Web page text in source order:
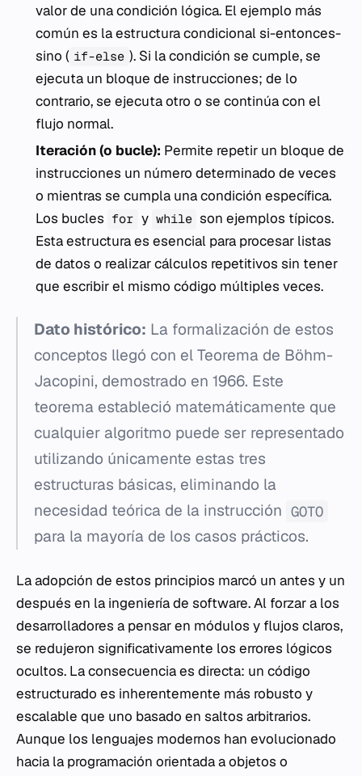
valor de una condición lógica. El ejemplo más
común es la estructura condicionalsi-entonces-
sino ( if-else ). Si la condición se cumple, se
ejecuta un bloque de instrucciones; de lo
contrario, se ejecuta otro o se continúa con el
flujo normal.
Iteración (o bucle): Permite repetir un bloque de
instrucciones un número determinado de veces
o mientras se cumpla una condición específica.
Los bucles for y while son ejemplos típicos.
Esta estructura es esencial para procesar listas
de datos o realizar cálculos repetitivos sin tener
que escribir el mismo código múltiples veces.
Dato histórico: La formalización de estos
conceptos llegó con el Teorema de Böhm-
Jacopini, demostrado en 1966. Este
teorema estableció matemáticamente que
cualquier algoritmo puede ser representado
utilizando únicamente estas tres
estructuras básicas, eliminando la
necesidad teórica de la instrucción GOTO
para la mayoría de los casos prácticos.
La adopción de estos principios marcó un antes y un
después en la ingeniería de software. Al forzar a los
desarrolladores a pensar en módulos y flujos claros,
se redujeron significativamente los errores lógicos
ocultos. La consecuencia es directa: un código
estructurado es inherentemente más robusto y
escalable que uno basado en saltos arbitrarios.
Aunque los lenguajes modernos han evolucionado
hacia la programación orientada a objetos o